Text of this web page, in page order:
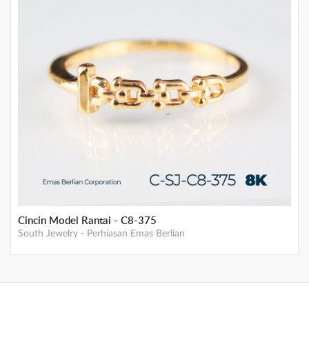
Cincin Model Rantai - C8-375
South Jewelry - Perhiasan Emas Berlian